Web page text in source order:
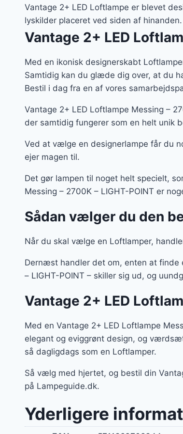
Vantage 2+ LED Loftlampe er blevet
lyskilder placeret ved siden af
Vantage 2+ LED
Med en ikonisk designerskabt
Samtidig kan du glæde dig over, at du
Bestil i dag fra en af vores
Vantage 2+ LED Loftlampe Messing –
der samtidig fungerer som en helt unik
Ved at vælge en designerlampe får du
ejer magen til.
Det gør lampen til noget helt specielt,
Messing – 2700K – LIGHT-POINT er
Sådan vælger du den
Når du skal vælge en Loftlamper,
Dernæst handler det om, enten at finde
– LIGHT-POINT – skiller sig ud, og
Vantage 2+ LED
Med en Vantage 2+ LED Loftlampe
elegant og eviggrønt design, og
så dagligdags som en Loftlamper.
Så vælg med hjertet, og bestil din
på Lampeguide.dk.
Yderligere